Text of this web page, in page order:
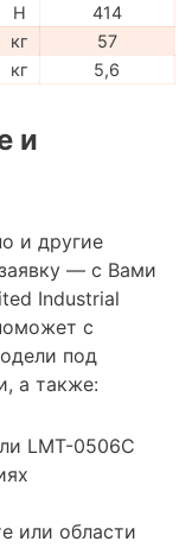
H
414
кг
57
кг 5,6
и
и другие
— с Вами
Industrial
с
под
а также:
LMT-0506C
или области